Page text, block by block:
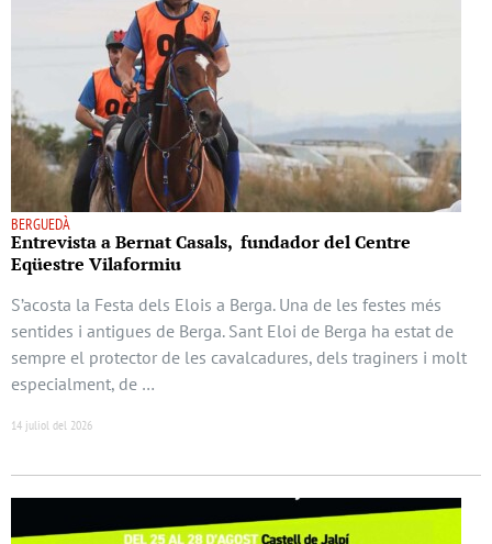
BERGUEDÀ
Entrevista a Bernat Casals, fundador del Centre
Eqüestre Vilaformiu
S’acosta la Festa dels Elois a Berga. Una de les festes més
sentides i antigues de Berga. Sant Eloi de Berga ha estat de
sempre el protector de les cavalcadures, dels traginers i molt
especialment, de …
14 juliol del 2026